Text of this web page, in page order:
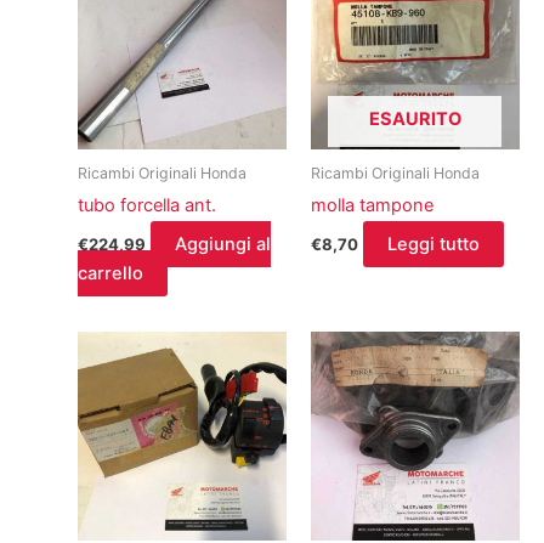
Ricambi Originali Honda
tubo forcella ant.
€224,99
Aggiungi al
carrello
ESAURITO
Ricambi Originali Honda
molla tampone
€8,70 Leggi tutto